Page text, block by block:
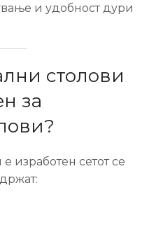
и удобност дури
столови
за
изработен сетот се